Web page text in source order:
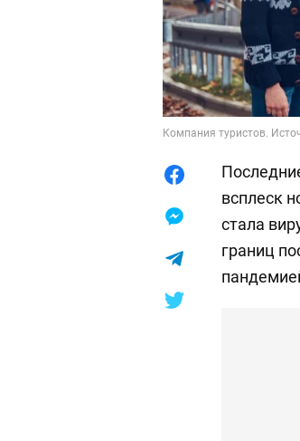
Компания туристов.
всплеск
стала
границ